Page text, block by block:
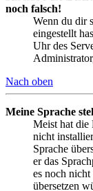
noch falsch!
Wenn du dir
eingestellt
Uhr des
Nach oben
Meine Sprache
Meist hat die
nicht
Sprache
er das
es noch
übersetzen